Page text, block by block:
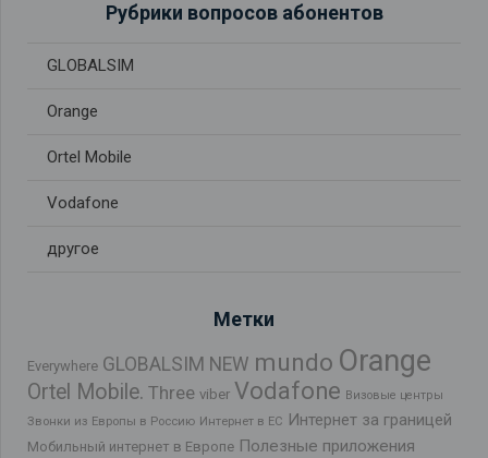
Рубрики вопросов абонентов
GLOBALSIM
Orange
Ortel Mobile
Vodafone
другое
Метки
Everywhere GLOBALSIM NEW mundo Orange
Ortel Mobile. Three viber Vodafone Визовые центры
Звонки из Европы в Россию Интернет в ЕС Интернет за границей
Мобильный интернет в Европе Полезные приложения